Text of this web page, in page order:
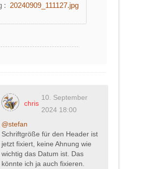
: 20240909_111127.jpg
chris
10. September
2024 18:00
@stefan
Schriftgröße für den Header ist
jetzt fixiert, keine Ahnung wie
wichtig das Datum ist. Das
könnte ich ja auch fixieren.